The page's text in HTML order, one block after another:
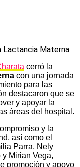
cerró la
con una jornada
para las
destacaron que se
y apoyar la
áreas del hospital.
y la
así como el
Parra, Nely
Mirian Vega,
promoción y apoyo